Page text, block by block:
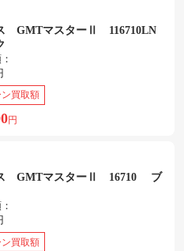
GMTマスターⅡ 116710LN
買取額
円
ス GMTマスターⅡ 16710 ブ
買取額